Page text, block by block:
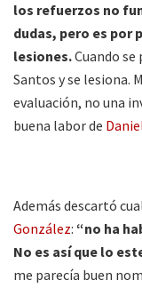
los refuerzos no
dudas, pero es por
lesiones.Cuando
Santos y se lesiona.
evaluación, no una
buena labor de
Además descartó
González: “no ha
No es así que lo
me parecía buen